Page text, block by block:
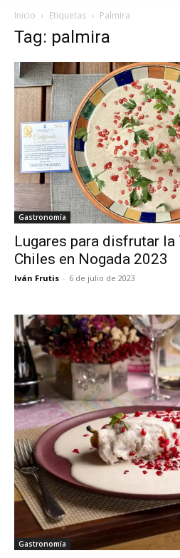
Inicio Etiquetas Palmira
Tag: palmira
Gastronomía
Lugares para disfrutar la
Chiles en Nogada 2023
Iván Frutis - 6 de julio de 2023
Gastronomía